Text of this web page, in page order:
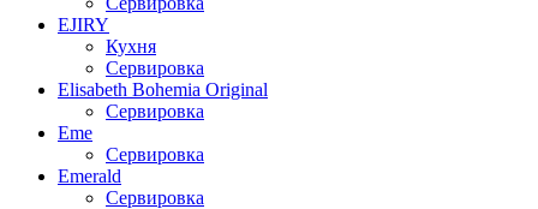
EJIRY
Кухня
Сервировка
Elisabeth Bohemia Original
Сервировка
Eme
Сервировка
Emerald
Сервировка